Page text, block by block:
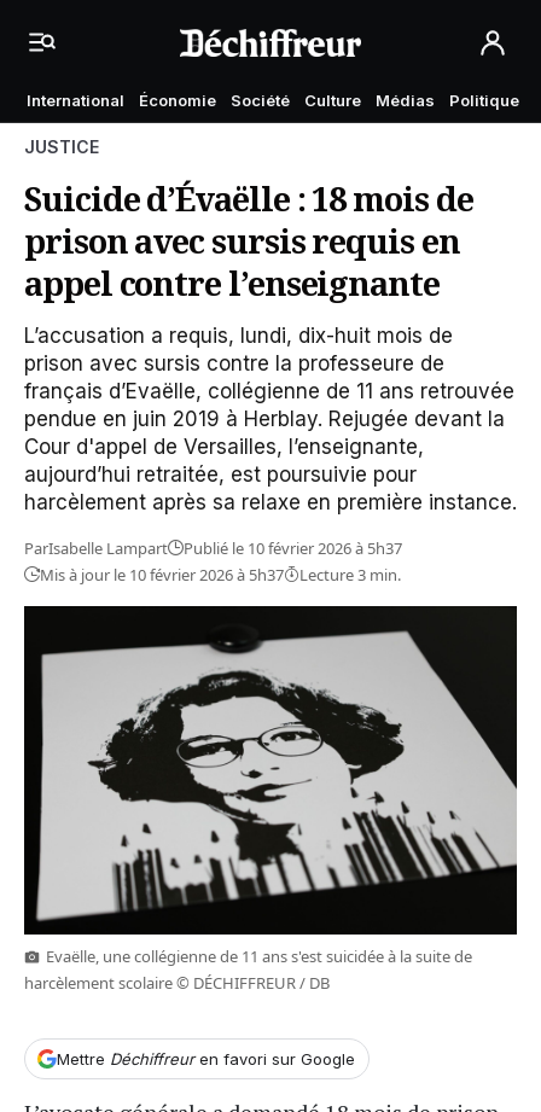
International Économie Société Culture Médias Politique
JUSTICE
Suicide d’Évaëlle : 18 mois de
prison avec sursis requis en
appel contre l’enseignante
L’accusation a requis, lundi, dix-huit mois de
prison avec sursis contre la professeure de
français d’Evaëlle, collégienne de 11 ans retrouvée
pendue en juin 2019 à Herblay. Rejugée devant la
Cour d'appel de Versailles, l’enseignante,
aujourd’hui retraitée, est poursuivie pour
harcèlement après sa relaxe en première instance.
ParIsabelle Lampart
Publié le 10 février 2026 à 5h37
Mis à jour le 10 février 2026 à 5h37
Lecture 3 min.
Evaëlle, une collégienne de 11 ans s'est suicidée à la suite de
harcèlement scolaire © DÉCHIFFREUR / DB
Mettre Déchiffreuren favori sur Google